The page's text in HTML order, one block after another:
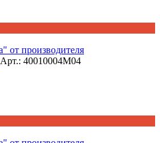
Арт.: 40010004М04